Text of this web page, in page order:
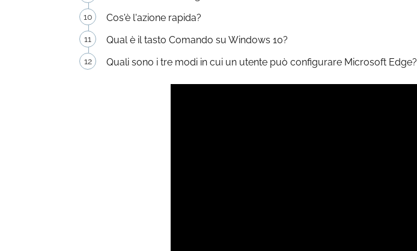
Cos'è l'azione rapida?
Qual è il tasto Comando su Windows 10?
Quali sono i tre modi in cui un utente può configurare Microsoft Edge?